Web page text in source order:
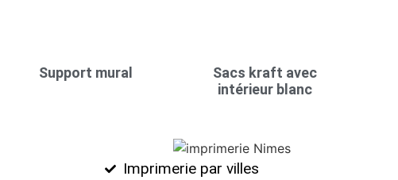
Support mural
Sacs kraft avec
intérieur blanc
Imprimerie par villes